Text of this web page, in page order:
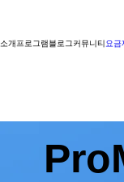
소개프로그램블로그커뮤니티요금